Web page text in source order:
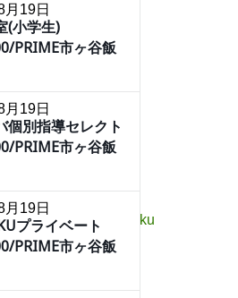
月19日
(小学生)
PRIME市ヶ谷飯
月19日
個別指導セレクト
PRIME市ヶ谷飯
月19日
プライベート
PRIME市ヶ谷飯